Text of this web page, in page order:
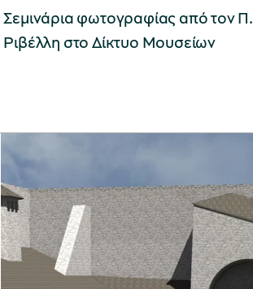
Σεμινάρια φωτογραφίας από τον Π.
Ριβέλλη στο Δίκτυο Μουσείων